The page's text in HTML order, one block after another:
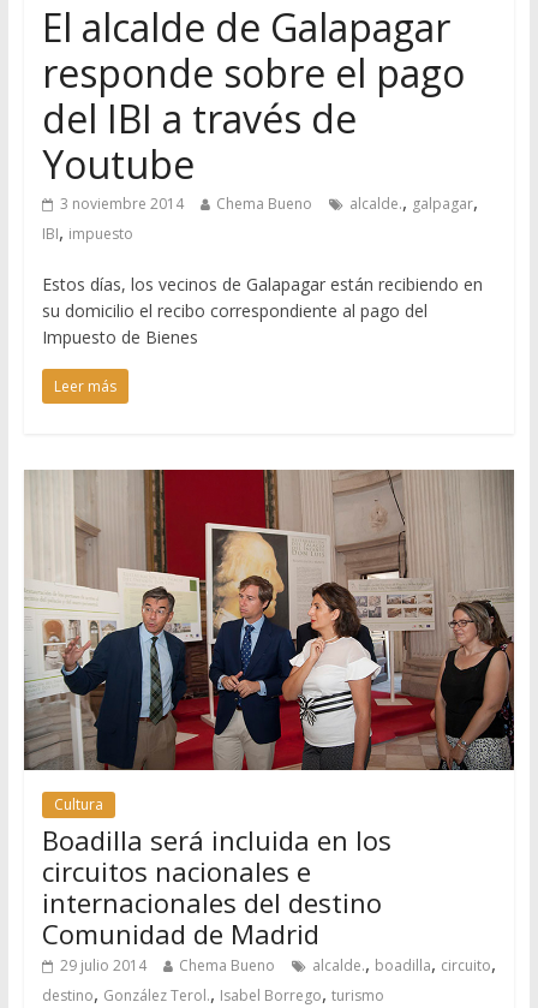
El alcalde de Galapagar
responde sobre el pago
del IBI a través de
Youtube
3 noviembre 2014 Chema Bueno alcalde., galpagar,
IBI, impuesto
Estos días, los vecinos de Galapagar están recibiendo en
su domicilio el recibo correspondiente al pago del
Impuesto de Bienes
Leer más
Cultura
Boadilla será incluida en los
circuitos nacionales e
internacionales del destino
Comunidad de Madrid
29 julio 2014 Chema Bueno alcalde., boadilla, circuito,
destino, González Terol., Isabel Borrego, turismo